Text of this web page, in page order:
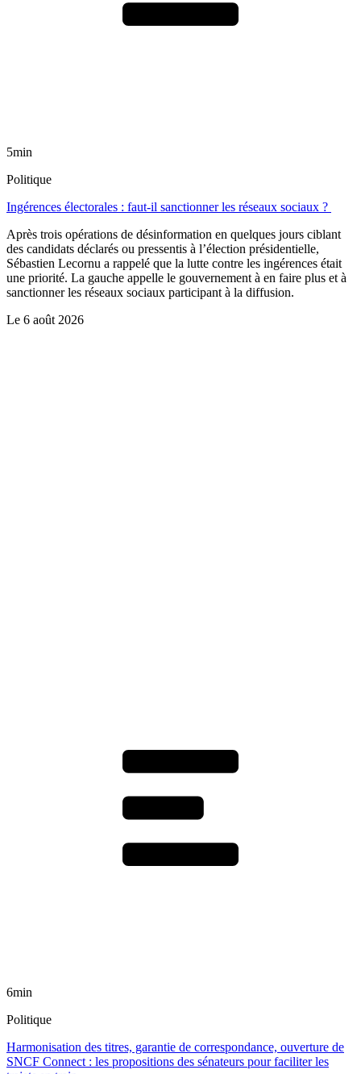
5min
Politique
Ingérences électorales : faut-il sanctionner les réseaux sociaux ?
Après trois opérations de désinformation en quelques jours ciblant
des candidats déclarés ou pressentis à l’élection présidentielle,
Sébastien Lecornu a rappelé que la lutte contre les ingérences était
une priorité. La gauche appelle le gouvernement à en faire plus et à
sanctionner les réseaux sociaux participant à la diffusion.
Le 6 août 2026
6min
Politique
Harmonisation des titres, garantie de correspondance, ouverture de
SNCF Connect : les propositions des sénateurs pour faciliter les